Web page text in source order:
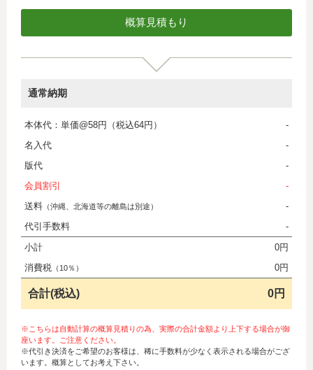
通常納期
本体代：単価@58円（税込64円）
-
名入代
-
版代
-
会員割引
-
送料 （沖縄、北海道等の離島は別途）
-
代引手数料
-
小計
0円
消費税 （10％） 0円
合計(税込) 0円
※こちらは自動計算の概算見積りの為、実際の合計金額より上下する場合が御
座います。ご注意ください。
※代引き決済をご希望のお客様は、稀に手数料が少なく表示される場合がござ
います。概算としてお考え下さい。